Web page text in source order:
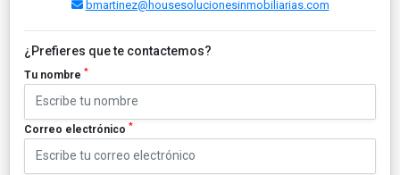
bmartinez@housesolucionesinmobiliarias.com
¿Prefieres que te contactemos?
Tu nombre *
Correo electrónico *